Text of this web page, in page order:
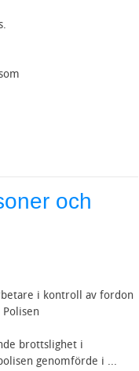
och
i kontroll av fordon
brottslighet i
genomförde i ...